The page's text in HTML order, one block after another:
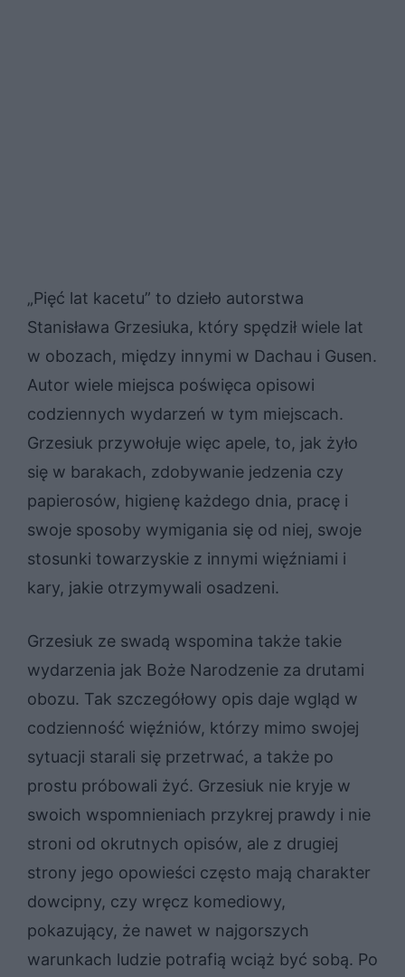
„Pięć lat kacetu” to dzieło autorstwa
Stanisława Grzesiuka, który spędził wiele lat
w obozach, między innymi w Dachau i Gusen.
Autor wiele miejsca poświęca opisowi
codziennych wydarzeń w tym miejscach.
Grzesiuk przywołuje więc apele, to, jak żyło
się w barakach, zdobywanie jedzenia czy
papierosów, higienę każdego dnia, pracę i
swoje sposoby wymigania się od niej, swoje
stosunki towarzyskie z innymi więźniami i
kary, jakie otrzymywali osadzeni.
Grzesiuk ze swadą wspomina także takie
wydarzenia jak Boże Narodzenie za drutami
obozu. Tak szczegółowy opis daje wgląd w
codzienność więźniów, którzy mimo swojej
sytuacji starali się przetrwać, a także po
prostu próbowali żyć. Grzesiuk nie kryje w
swoich wspomnieniach przykrej prawdy i nie
stroni od okrutnych opisów, ale z drugiej
strony jego opowieści często mają charakter
dowcipny, czy wręcz komediowy,
pokazujący, że nawet w najgorszych
warunkach ludzie potrafią wciąż być sobą. Po